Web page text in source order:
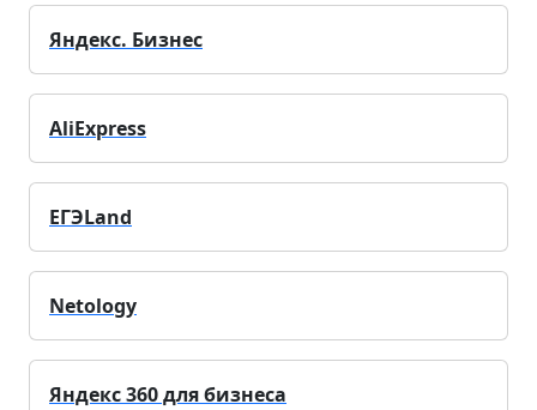
Яндекс. Бизнес
AliExpress
ЕГЭLand
Netology
Яндекс 360 для бизнеса